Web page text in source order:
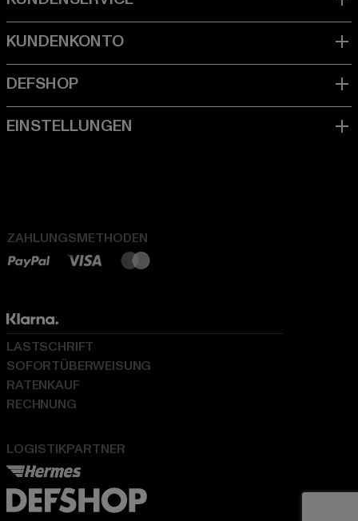
ZAHLUNGSMETHODEN
LOGISTIKPARTNER
LASTSCHRIFT
SOFORTÜBERWEISUNG
RATENKAUF
RECHNUNG